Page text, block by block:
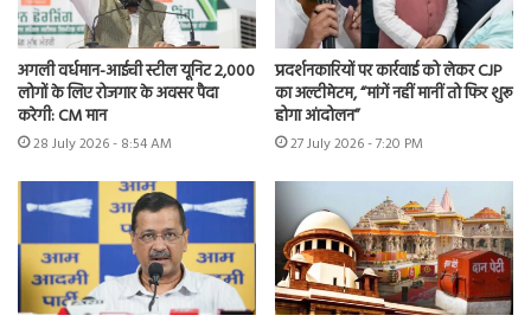
अगली वर्धमान-आईची स्टील यूनिट 2,000
लोगों के लिए रोजगार के अवसर पैदा
करेगी: CM मान
28 July 2026 - 8:54 AM
प्रदर्शनकारियों पर कार्रवाई को लेकर CJP
का अल्टीमेटम, “मांगें नहीं मानीं तो फिर शुरू
होगा आंदोलन”
27 July 2026 - 7:20 PM